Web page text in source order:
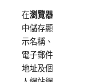
在瀏覽器
中儲存顯
示名稱、
電子郵件
地址及個